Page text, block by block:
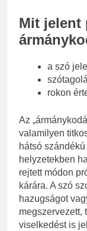
Mit jelent
a szó
rokon
Az
valamilyen
hátsó
helyzetekben
rejtett módon
kárára. A szó
hazugságot
megszervezett,
viselkedést is